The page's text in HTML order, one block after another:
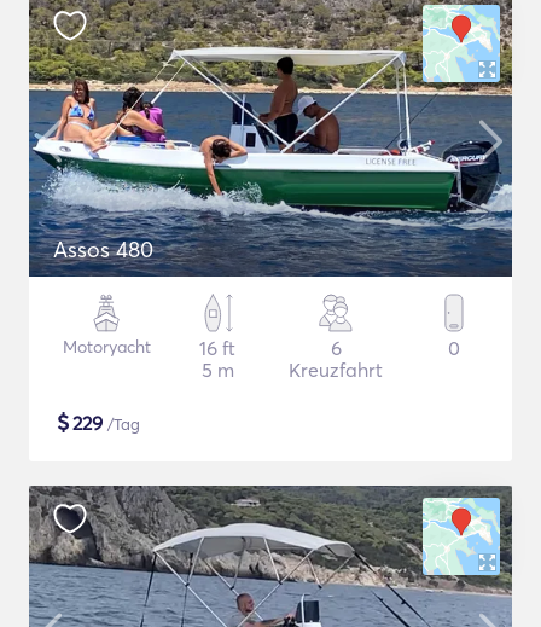
Assos 480
Motoryacht
16 ft
5 m
6
Kreuzfahrt
0
$229 /Tag